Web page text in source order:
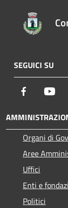
SEGUICI SU
Facebook
Organi di
Aree
Uffici
Enti e
Politici